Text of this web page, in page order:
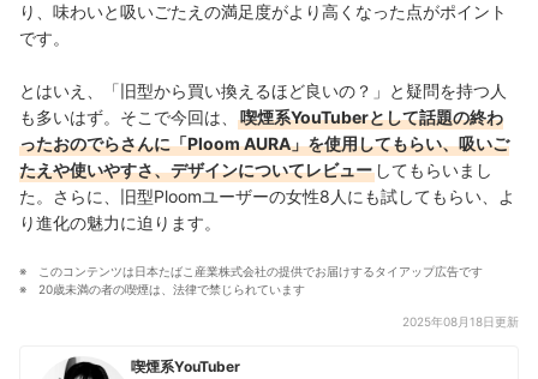
り、味わいと吸いごたえの満足度がより高くなった点がポイント
です。
とはいえ、「旧型から買い換えるほど良いの？」と疑問を持つ人
も多いはず。そこで今回は、
喫煙系YouTuberとして話題の終わ
ったおのでらさんに「Ploom AURA」を使用してもらい、吸いご
たえや使いやすさ、デザインについてレビュー してもらいまし
た。さらに、旧型Ploomユーザーの女性8人にも試してもらい、よ
り進化の魅力に迫ります。
このコンテンツは日本たばこ産業株式会社の提供でお届けするタイアップ広告です
20歳未満の者の喫煙は、法律で禁じられています
2025年08月18日更新
喫煙系YouTuber